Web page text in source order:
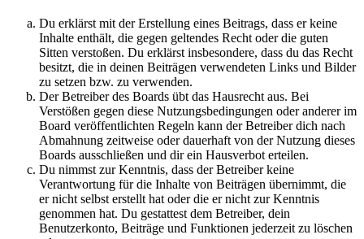
Du erklärst mit der Erstellung eines Beitrags, dass er keine
Inhalte enthält, die gegen geltendes Recht oder die guten
Sitten verstoßen. Du erklärst insbesondere, dass du das Recht
besitzt, die in deinen Beiträgen verwendeten Links und Bilder
zu setzen bzw. zu verwenden.
Der Betreiber des Boards übt das Hausrecht aus. Bei
Verstößen gegen diese Nutzungsbedingungen oder anderer im
Board veröffentlichten Regeln kann der Betreiber dich nach
Abmahnung zeitweise oder dauerhaft von der Nutzung dieses
Boards ausschließen und dir ein Hausverbot erteilen.
Du nimmst zur Kenntnis, dass der Betreiber keine
Verantwortung für die Inhalte von Beiträgen übernimmt, die
er nicht selbst erstellt hat oder die er nicht zur Kenntnis
genommen hat. Du gestattest dem Betreiber, dein
Benutzerkonto, Beiträge und Funktionen jederzeit zu löschen